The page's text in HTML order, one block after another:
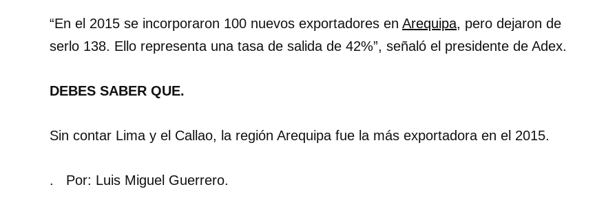
“En el 2015 se incorporaron 100 nuevos exportadores en Arequipa, pero dejaron de
serlo 138. Ello representa una tasa de salida de 42%”, señaló el presidente de Adex.
DEBES SABER QUE.
Sin contar Lima y el Callao, la región Arequipa fue la más exportadora en el 2015.
. Por: Luis Miguel Guerrero.